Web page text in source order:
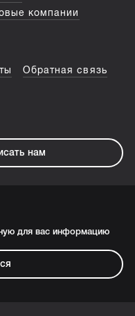
компании
Обратная связь
нам
для вас информацию